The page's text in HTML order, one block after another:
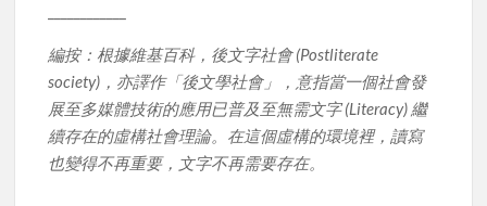
編按：根據維基百科，後文字社會 (Postliterate
society)，亦譯作「後文學社會」，意指當一個社會發
展至多媒體技術的應用已普及至無需文字 (Literacy) 繼
續存在的虛構社會理論。在這個虛構的環境裡，讀寫
也變得不再重要，文字不再需要存在。